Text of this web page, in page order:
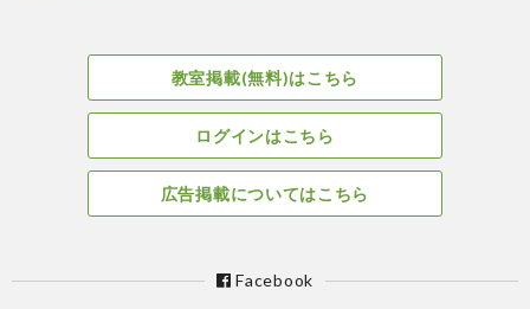
教室掲載(無料)はこちら
ログインはこちら
広告掲載についてはこちら
Facebook